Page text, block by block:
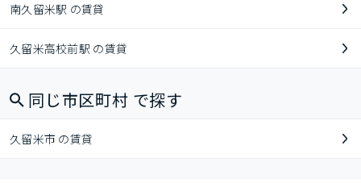
南久留米駅 の賃貸
久留米高校前駅 の賃貸
同じ市区町村 で探す
久留米市 の賃貸